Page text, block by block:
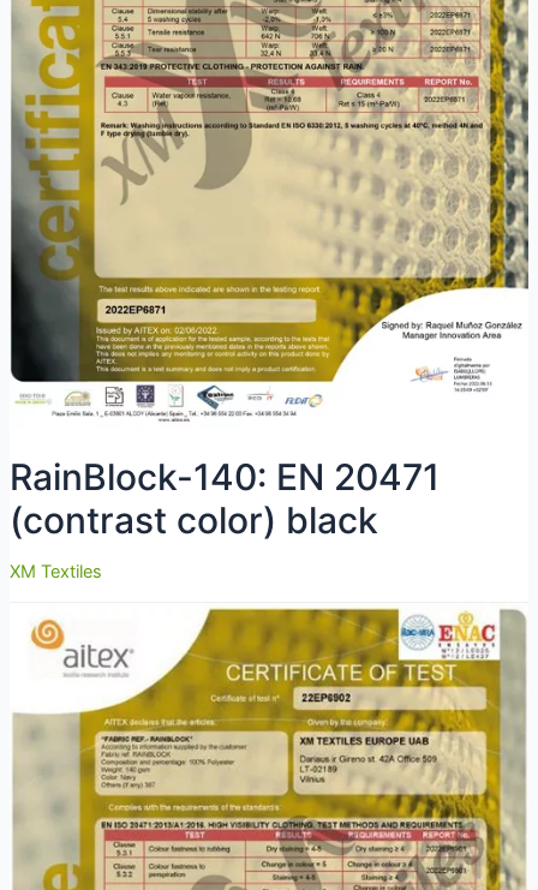
RainBlock-140: EN 20471
(contrast color) black
XM Textiles